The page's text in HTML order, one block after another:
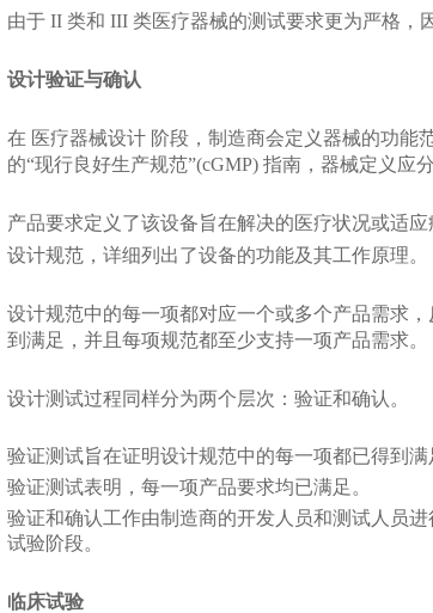
由于 II 类和 III 类医疗器械的测试要求更为严格，
设计验证与确认
在 医疗器械设计 阶段，制造商会定义器械的功能
的“现行良好生产规范”(cGMP) 指南，器械定义应
产品要求定义了该设备旨在解决的医疗状况或适应
设计规范，详细列出了设备的功能及其工作原理。
设计规范中的每一项都对应一个或多个产品需求
到满足，并且每项规范都至少支持一项产品需求。
设计测试过程同样分为两个层次：验证和确认。
验证测试旨在证明设计规范中的每一项都已得到满
验证测试表明，每一项产品要求均已满足。
验证和确认工作由制造商的开发人员和测试人员
试验阶段。
临床试验